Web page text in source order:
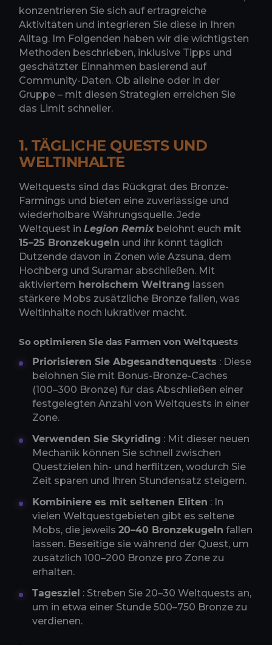
konzentrieren Sie sich auf ertragreiche
Aktivitäten und integrieren Sie diese in Ihren
Alltag. Im Folgenden haben wir die wichtigsten
Methoden beschrieben, inklusive Tipps und
geschätzter Einnahmen basierend auf
Community-Daten. Ob alleine oder in der
Gruppe – mit diesen Strategien erreichen Sie
das Limit schneller.
1. TÄGLICHE QUESTS UND
WELTINHALTE
Weltquests sind das Rückgrat des Bronze-
Farmings und bieten eine zuverlässige und
wiederholbare Währungsquelle. Jede
Weltquest in Legion Remix belohnt euch mit
15–25 Bronzekugeln und ihr könnt täglich
Dutzende davon in Zonen wie Azsuna, dem
Hochberg und Suramar abschließen. Mit
aktiviertem heroischem Weltrang lassen
stärkere Mobs zusätzliche Bronze fallen, was
Weltinhalte noch lukrativer macht.
So optimieren Sie das Farmen von Weltquests
Priorisieren Sie Abgesandtenquests : Diese
belohnen Sie mit Bonus-Bronze-Caches
(100–300 Bronze) für das Abschließen einer
festgelegten Anzahl von Weltquests in einer
Zone.
Verwenden Sie Skyriding : Mit dieser neuen
Mechanik können Sie schnell zwischen
Questzielen hin- und herflitzen, wodurch Sie
Zeit sparen und Ihren Stundensatz steigern.
Kombiniere es mit seltenen Eliten : In
vielen Weltquestgebieten gibt es seltene
Mobs, die jeweils 20–40 Bronzekugeln fallen
lassen. Beseitige sie während der Quest, um
zusätzlich 100–200 Bronze pro Zone zu
erhalten.
Tagesziel : Streben Sie 20–30 Weltquests an,
um in etwa einer Stunde 500–750 Bronze zu
verdienen.